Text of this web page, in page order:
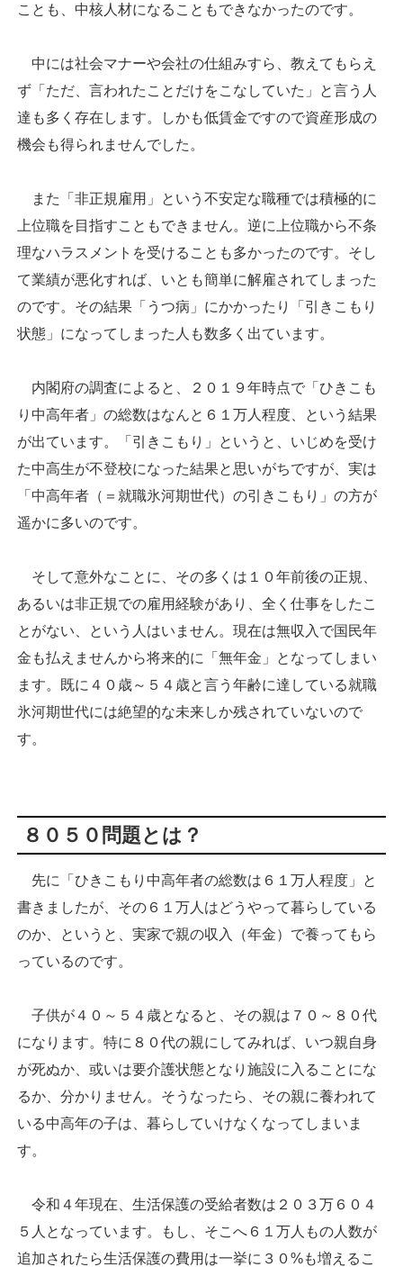
ことも、中核人材になることもできなかったのです。
中には社会マナーや会社の仕組みすら、教えてもらえ
ず「ただ、言われたことだけをこなしていた」と言う人
達も多く存在します。しかも低賃金ですので資産形成の
機会も得られませんでした。
また「非正規雇用」という不安定な職種では積極的に
上位職を目指すこともできません。逆に上位職から不条
理なハラスメントを受けることも多かったのです。そし
て業績が悪化すれば、いとも簡単に解雇されてしまった
のです。その結果「うつ病」にかかったり「引きこもり
状態」になってしまった人も数多く出ています。
内閣府の調査によると、２０１９年時点で「ひきこも
り中高年者」の総数はなんと６１万人程度、という結果
が出ています。「引きこもり」というと、いじめを受け
た中高生が不登校になった結果と思いがちですが、実は
「中高年者（＝就職氷河期世代）の引きこもり」の方が
遥かに多いのです。
そして意外なことに、その多くは１０年前後の正規、
あるいは非正規での雇用経験があり、全く仕事をしたこ
とがない、という人はいません。現在は無収入で国民年
金も払えませんから将来的に「無年金」となってしまい
ます。既に４０歳～５４歳と言う年齢に達している就職
氷河期世代には絶望的な未来しか残されていないので
す。
８０５０問題とは？
先に「ひきこもり中高年者の総数は６１万人程度」と
書きましたが、その６１万人はどうやって暮らしている
のか、というと、実家で親の収入（年金）で養ってもら
っているのです。
子供が４０～５４歳となると、その親は７０～８０代
になります。特に８０代の親にしてみれば、いつ親自身
が死ぬか、或いは要介護状態となり施設に入ることにな
るか、分かりません。そうなったら、その親に養われて
いる中高年の子は、暮らしていけなくなってしまいま
す。
令和４年現在、生活保護の受給者数は２０３万６０４
５人となっています。もし、そこへ６１万人もの人数が
追加されたら生活保護の費用は一挙に３０%も増えるこ